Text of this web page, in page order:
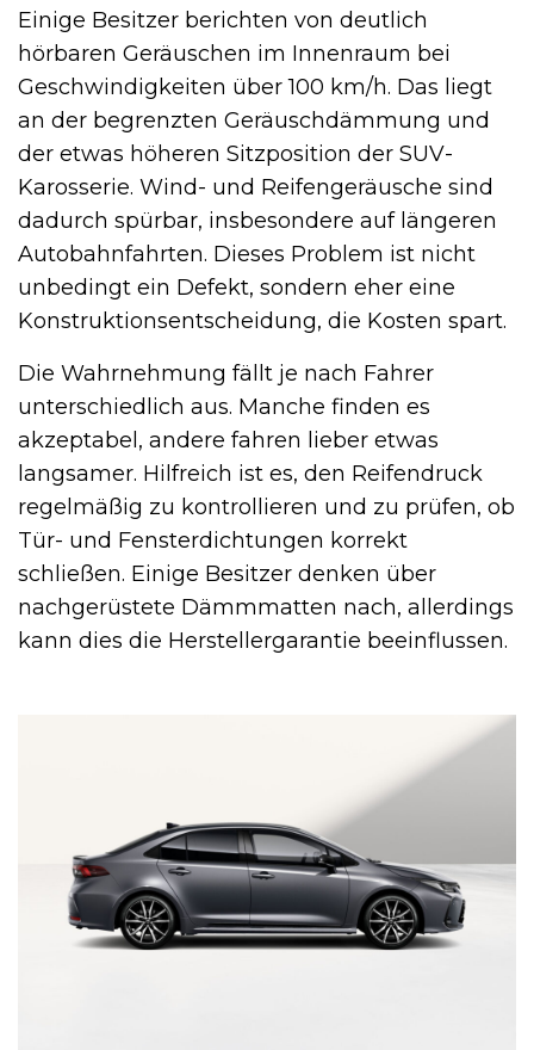
Einige Besitzer berichten von deutlich
hörbaren Geräuschen im Innenraum bei
Geschwindigkeiten über 100 km/h. Das liegt
an der begrenzten Geräuschdämmung und
der etwas höheren Sitzposition der SUV-
Karosserie. Wind- und Reifengeräusche sind
dadurch spürbar, insbesondere auf längeren
Autobahnfahrten. Dieses Problem ist nicht
unbedingt ein Defekt, sondern eher eine
Konstruktionsentscheidung, die Kosten spart.
Die Wahrnehmung fällt je nach Fahrer
unterschiedlich aus. Manche finden es
akzeptabel, andere fahren lieber etwas
langsamer. Hilfreich ist es, den Reifendruck
regelmäßig zu kontrollieren und zu prüfen, ob
Tür- und Fensterdichtungen korrekt
schließen. Einige Besitzer denken über
nachgerüstete Dämmmatten nach, allerdings
kann dies die Herstellergarantie beeinflussen.